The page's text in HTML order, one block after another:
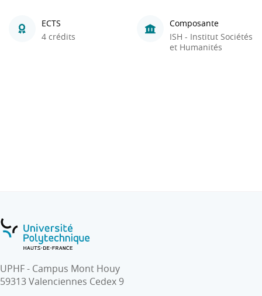
ECTS
4 crédits
Composante
ISH - Institut Sociétés
et Humanités
UPHF - Campus Mont Houy
59313 Valenciennes Cedex 9